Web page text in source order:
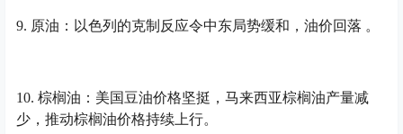
9. 原油：以色列的克制反应令中东局势缓和，油价回落 。
10. 棕榈油：美国豆油价格坚挺，马来西亚棕榈油产量减
少，推动棕榈油价格持续上行。